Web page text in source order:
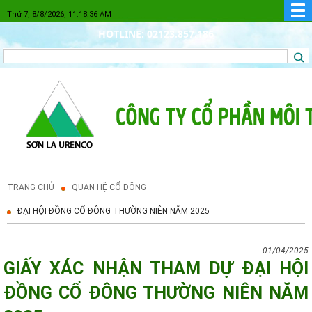
Thứ 7, 8/8/2026, 11:18:36 AM
HOTLINE: 02123.857.186
TRANG CHỦ QUAN HỆ CỔ ĐÔNG
ĐẠI HỘI ĐỒNG CỔ ĐÔNG THƯỜNG NIÊN NĂM 2025
01/04/2025
GIẤY XÁC NHẬN THAM DỰ ĐẠI HỘI
ĐỒNG CỔ ĐÔNG THƯỜNG NIÊN NĂM